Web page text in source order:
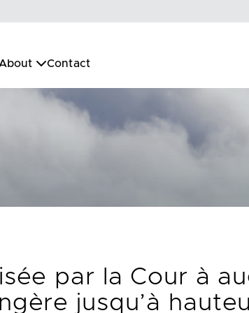
About Contact
par la Cour à
jusqu’à